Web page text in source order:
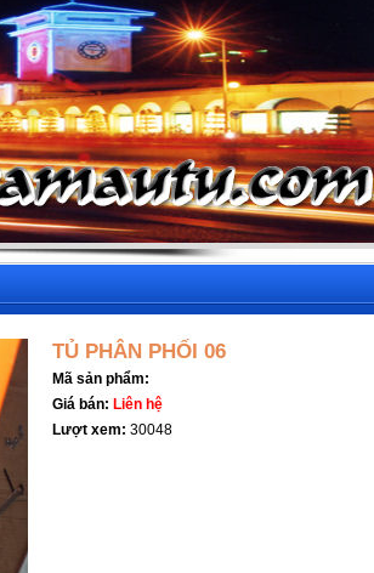
TỦ PHÂN PHỐI 06
Mã sản phẩm:
Giá bán: Liên hệ
Lượt xem: 30048